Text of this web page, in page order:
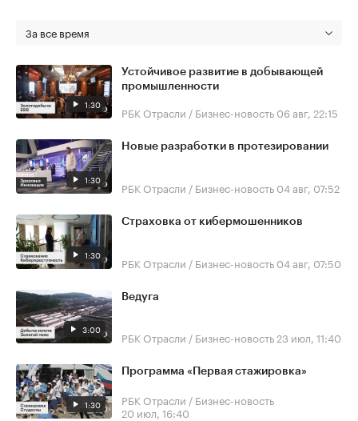
За все время
1:30
Устойчивое развитие в добывающей
промышленности
РБК Отрасли / Бизнес-новость 06 авг, 22:15
1:30
Новые разработки в протезировании
РБК Отрасли / Бизнес-новость 04 авг, 07:52
1:30
Страховка от кибермошенников
РБК Отрасли / Бизнес-новость 04 авг, 07:50
3:00
Ведуга
РБК Отрасли / Бизнес-новость 23 июл, 11:40
1:30
Программа «Первая стажировка»
РБК Отрасли / Бизнес-новость
20 июл, 16:40